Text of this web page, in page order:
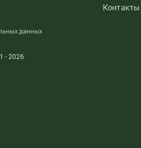
данных
- 2026
Контакты